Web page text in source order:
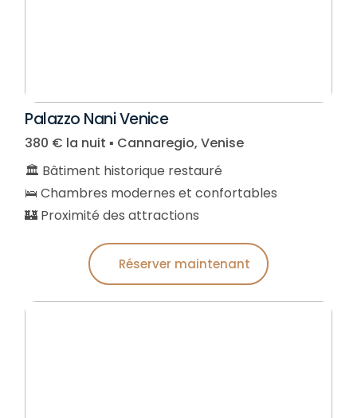
Palazzo Nani Venice
380 € la nuit ▪︎ Cannaregio, Venise
🏛️ Bâtiment historique restauré
🛌 Chambres modernes et confortables
🏰 Proximité des attractions
Réserver maintenant